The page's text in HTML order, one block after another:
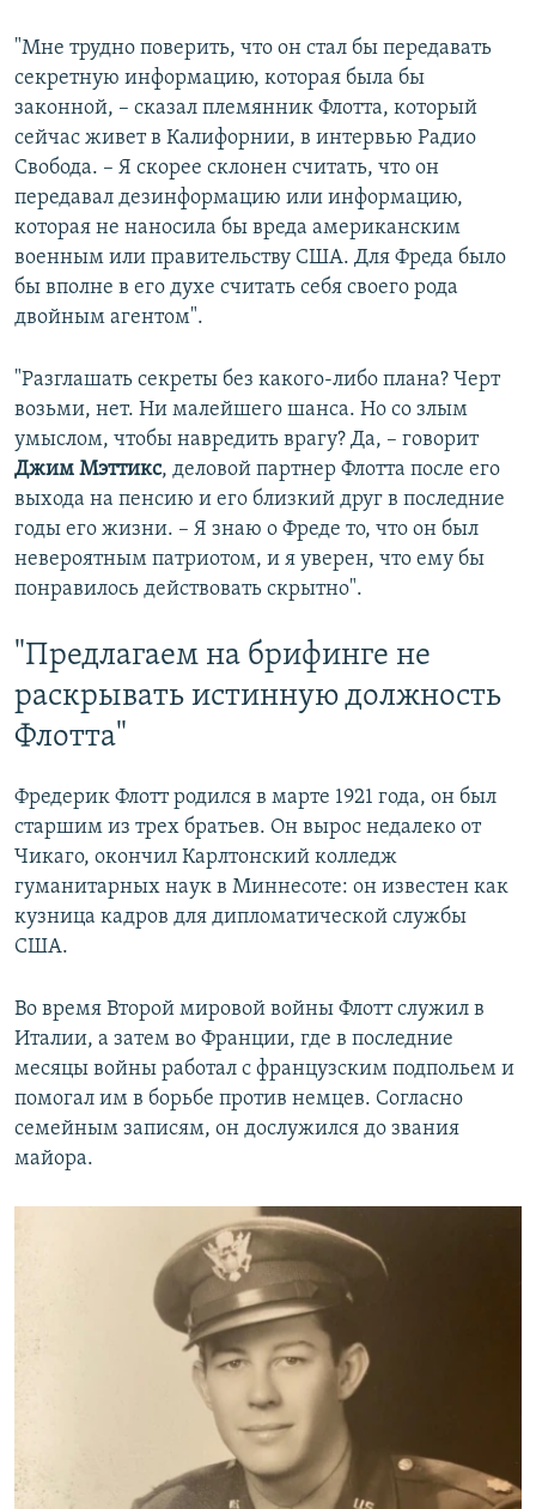
"Мне трудно поверить, что он стал бы передавать
секретную информацию, которая была бы
законной, – сказал племянник Флотта, который
сейчас живет в Калифорнии, в интервью Радио
Свобода. – Я скорее склонен считать, что он
передавал дезинформацию или информацию,
которая не наносила бы вреда американским
военным или правительству США. Для Фреда было
бы вполне в его духе считать себя своего рода
двойным агентом".
"Разглашать секреты без какого-либо плана? Черт
возьми, нет. Ни малейшего шанса. Но со злым
умыслом, чтобы навредить врагу? Да, – говорит
Джим Мэттикс, деловой партнер Флотта после его
выхода на пенсию и его близкий друг в последние
годы его жизни. – Я знаю о Фреде то, что он был
невероятным патриотом, и я уверен, что ему бы
понравилось действовать скрытно".
"Предлагаем на брифинге не
раскрывать истинную должность
Флотта"
Фредерик Флотт родился в марте 1921 года, он был
старшим из трех братьев. Он вырос недалеко от
Чикаго, окончил Карлтонский колледж
гуманитарных наук в Миннесоте: он известен как
кузница кадров для дипломатической службы
США.
Во время Второй мировой войны Флотт служил в
Италии, а затем во Франции, где в последние
месяцы войны работал с французским подпольем и
помогал им в борьбе против немцев. Согласно
семейным записям, он дослужился до звания
майора.